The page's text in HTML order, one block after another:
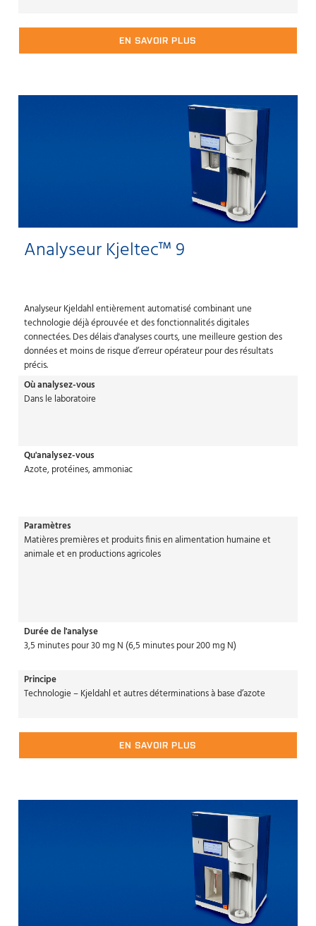
EN SAVOIR PLUS
Analyseur Kjeltec™ 9
Analyseur Kjeldahl entièrement automatisé combinant une
technologie déjà éprouvée et des fonctionnalités digitales
connectées. Des délais d'analyses courts, une meilleure gestion des
données et moins de risque d’erreur opérateur pour des résultats
précis.
Où analysez-vous
Dans le laboratoire
Qu'analysez-vous
Azote, protéines, ammoniac
Paramètres
Matières premières et produits finis en alimentation humaine et
animale et en productions agricoles
Durée de l'analyse
3,5 minutes pour 30 mg N (6,5 minutes pour 200 mg N)
Principe
Technologie – Kjeldahl et autres déterminations à base d’azote
EN SAVOIR PLUS